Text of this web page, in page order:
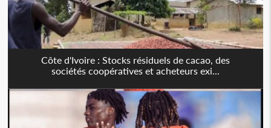
Côte d'Ivoire : Stocks résiduels de cacao, des
sociétés coopératives et acheteurs exi...